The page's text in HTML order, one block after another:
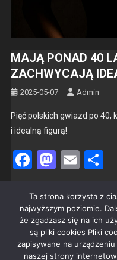
MAJĄ PONAD 40
ZACHWYCAJĄ
2025-05-07 Admin
Pięć pol­s­kich gwiazd po
i ide­al­ną fig­urą!
Facebook
Email
Czytaj dalej
Ta strona korzysta z
najwyższym poziomie.
że zgadzasz się na ich
są pliki cookies Pliki
zapisywane na
naszej strony